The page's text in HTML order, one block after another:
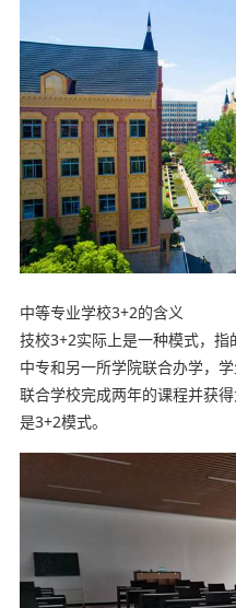
中等专业学校3+2的含义
技校3+2实际上是一种模式，
中专和另一所学院联合办学，
联合学校完成两年的课程并获
是3+2模式。